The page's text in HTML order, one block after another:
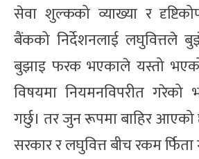
सेवा शुल्कको व्याख्या र
बैंकको निर्देशनलाई लघुवित्तले
बुझाइ फरक भएकाले यस्तो
विषयमा नियमनविपरीत गरेको
गर्छु। तर जुन रूपमा बाहिर आएको
सरकार र लघुवित्त बीच रकम र्फिता